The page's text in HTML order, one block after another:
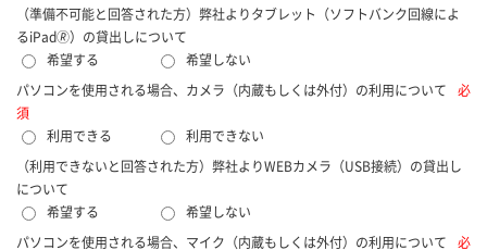
（準備不可能と回答された方）弊社よりタブレット（ソフトバンク回線によ
るiPad🄬）の貸出しについて
希望する
希望しない
パソコンを使用される場合、カメラ（内蔵もしくは外付）の利用について
必
須
利用できる
利用できない
（利用できないと回答された方）弊社よりWEBカメラ（USB接続）の貸出し
について
希望する
希望しない
パソコンを使用される場合、マイク（内蔵もしくは外付）の利用について
必